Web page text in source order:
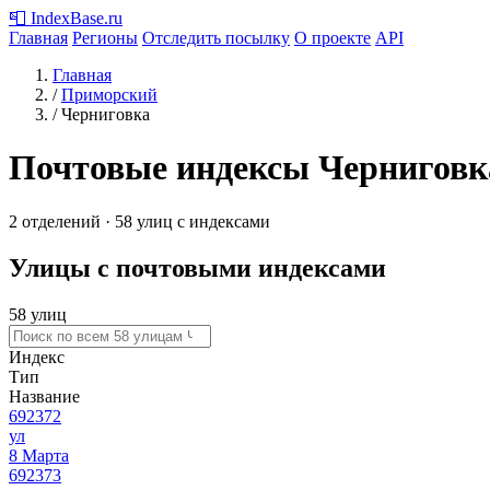
📮 IndexBase.ru
Главная Регионы Отследить посылку О проекте API
Главная
/ Приморский
/ Черниговка
Почтовые индексы
2 отделений · 58 улиц с индексами
Улицы с почтовыми индексами
58 улиц
Индекс
Тип
Название
692372
ул
8 Марта
692373